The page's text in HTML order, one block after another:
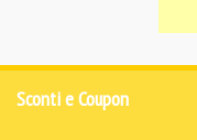
Sconti e Coupon